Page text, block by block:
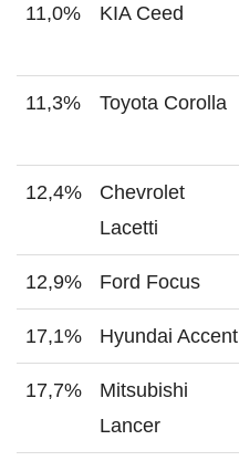
11,0% KIA Ceed
11,3% Toyota Corolla
12,4%
Chevrolet
Lacetti
12,9% Ford Focus
17,1% Hyundai Accent
17,7%
Mitsubishi
Lancer